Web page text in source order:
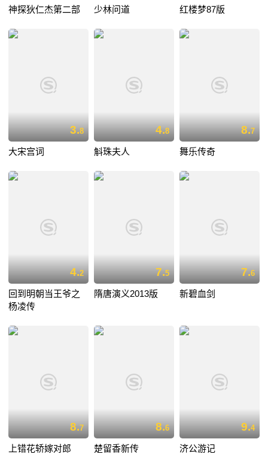
神探狄仁杰第二部 少林问道 红楼梦87版
3.8
大宋宫词
4.8
斛珠夫人
8.7
舞乐传奇
4.2
回到明朝当王爷之
杨凌传
7.5
隋唐演义2013版
7.6
新碧血剑
8.7
上错花轿嫁对郎
8.6
楚留香新传
9.4
济公游记